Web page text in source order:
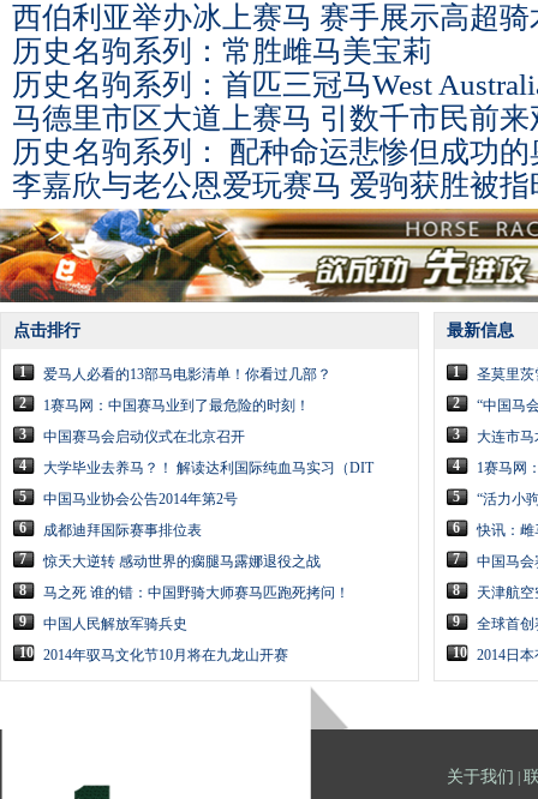
西伯利亚举办冰上赛马 赛手展示高超骑
历史名驹系列：常胜雌马美宝莉
历史名驹系列：首匹三冠马West
马德里市区大道上赛马 引数千市民前来
历史名驹系列： 配种命运悲惨但成功的
李嘉欣与老公恩爱玩赛马 爱驹获胜被指
点击排行
1
爱马人必看的13部马电影清单！你看过几部？
2
1赛马网：中国赛马业到了最危险的时刻！
3
中国赛马会启动仪式在北京召开
4
大学毕业去养马？！ 解读达利国际纯血马实习（DIT
5
中国马业协会公告2014年第2号
6
成都迪拜国际赛事排位表
7
惊天大逆转 感动世界的瘸腿马露娜退役之战
8
马之死 谁的错：中国野骑大师赛马匹跑死拷问！
9
中国人民解放军骑兵史
10 2014年驭马文化节10月将在九龙山开赛
最新信息
1
圣莫里茨
2
“中国马
3
大连市马
4
1赛马网
5
“活力小
6
快讯：雌
7
中国马会
8
天津航
9
全球首创
10 2014日
关于我们